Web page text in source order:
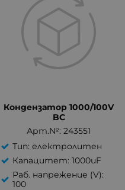
Кондензатор 1000/100V
BC
Арт.№: 243551
Тип: електролитен
Капацитет: 1000uF
Раб. напрежение (V):
100